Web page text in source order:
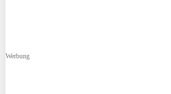
Werbung